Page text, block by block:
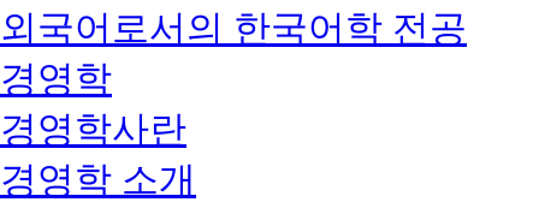
외국어로서의 한국어학 전공
경영학
경영학사란
경영학 소개